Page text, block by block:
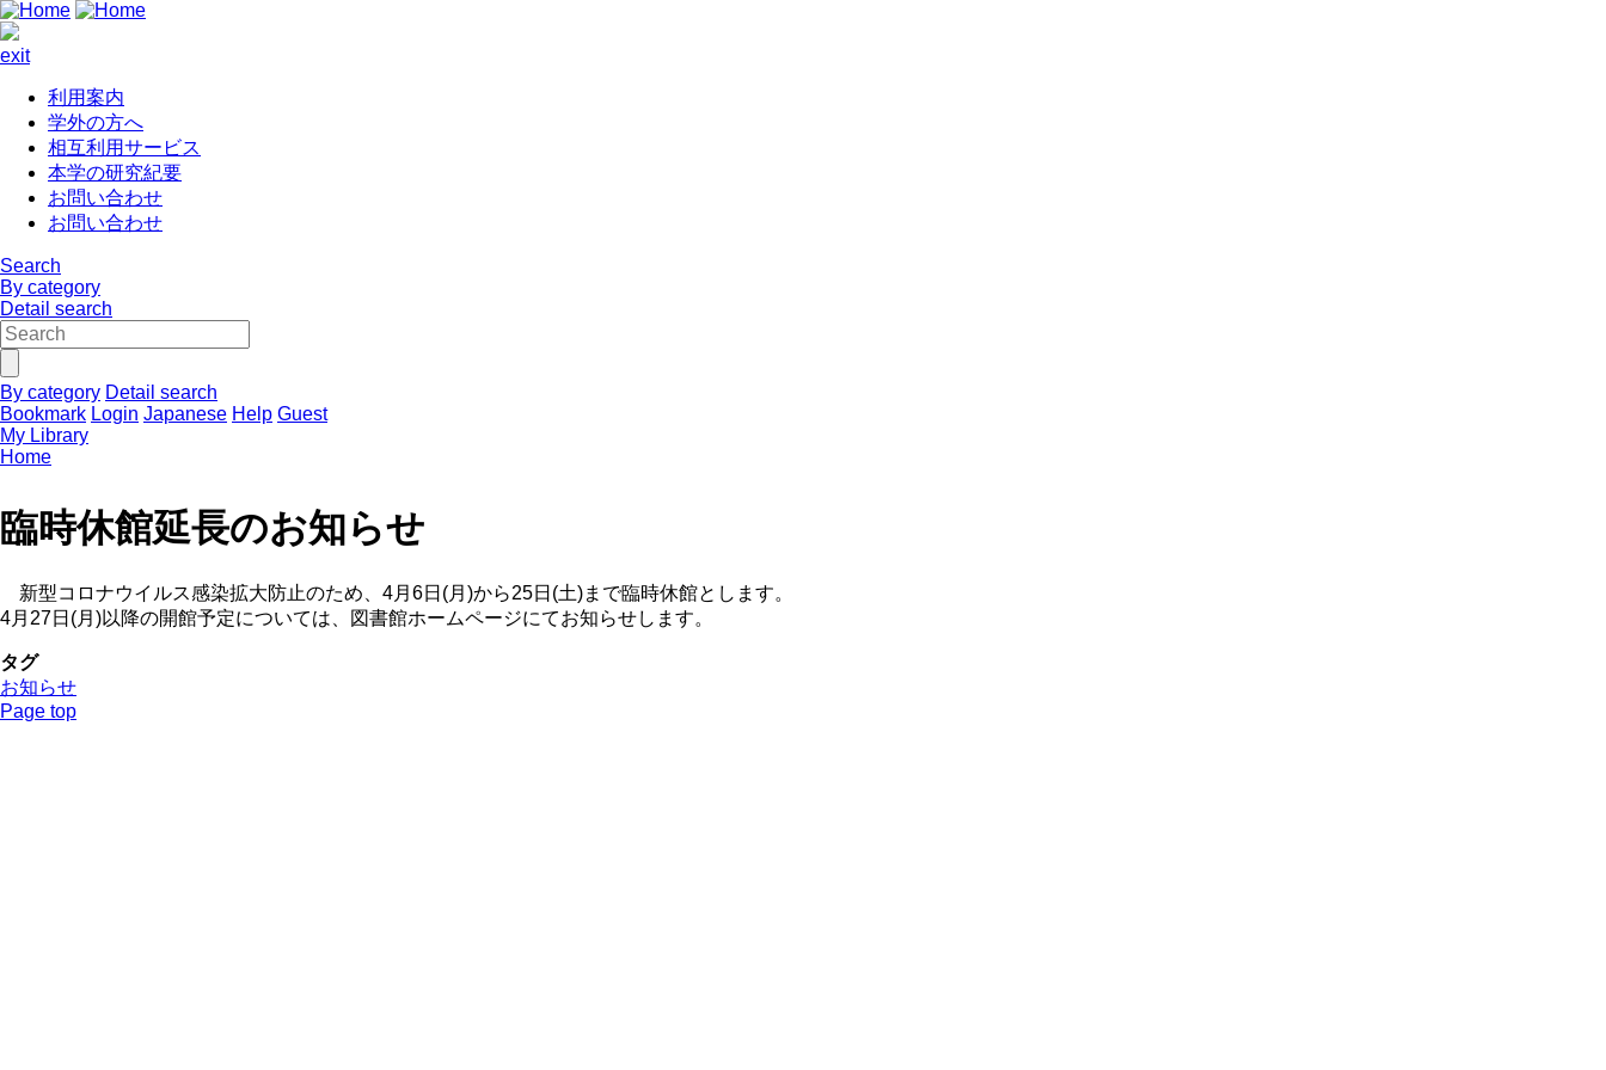
exit
利用案内
学外の方へ
相互利用サービス
本学の研究紀要
お問い合わせ
お問い合わせ
Search
By category
Detail search
By category Detail search
Bookmark Login Japanese Help Guest
My Library
Home
臨時休館延長のお知らせ
新型コロナウイルス感染拡大防止のため、4月6日(月)から25日(土)まで臨時休館とします。
4月27日(月)以降の開館予定については、図書館ホームページにてお知らせします。
タグ
お知らせ
Page top